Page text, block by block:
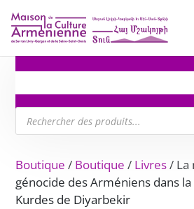
Recherche
de
produits
Boutique / Boutique / Livres/ La
génocide des Arméniens dans
Kurdes de Diyarbekir